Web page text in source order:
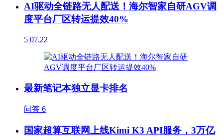
AI驱动全链路无人配送！海尔智家自研AGV调
度平台厂区转运提效40%
5 07.22
最新笔记本独立显卡排名
问答 6
国家超算互联网上线Kimi K3 API服务，3万亿